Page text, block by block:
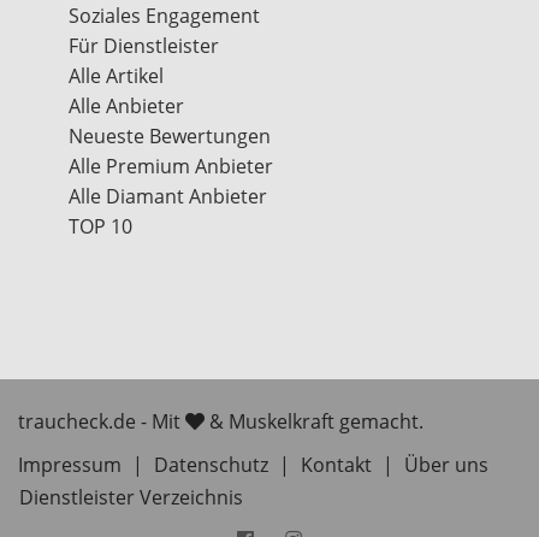
Soziales Engagement
Für Dienstleister
Alle Artikel
Alle Anbieter
Neueste Bewertungen
Alle Premium Anbieter
Alle Diamant Anbieter
TOP 10
traucheck.de - Mit
& Muskelkraft gemacht.
Impressum
| Datenschutz | Kontakt |
Über uns
Dienstleister Verzeichnis